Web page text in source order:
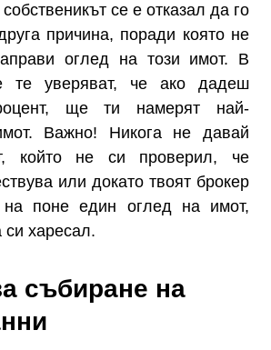
се е отказал да го
причина, поради която не
оглед на този имот. В
те уверяват, че ако дадеш
ще ти намерят най-
Важно! Никога не давай
който не си проверил, че
или докато твоят брокер
поне един оглед на имот,
си харесал.
събиране на